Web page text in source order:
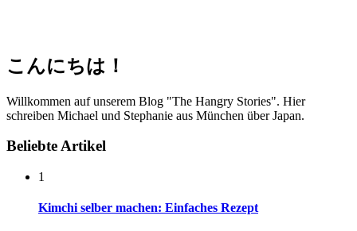
こんにちは！
Willkommen auf unserem Blog "The Hangry Stories". Hier
schreiben Michael und Stephanie aus München über Japan.
Beliebte Artikel
1
Kimchi selber machen: Einfaches Rezept